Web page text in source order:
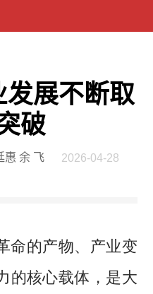
展不断取
破
惠 余 飞
2026-04-28
的产物、产业变
的核心载体，是大